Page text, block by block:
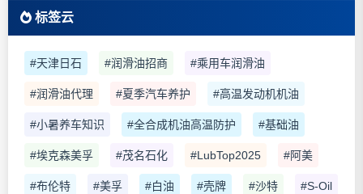
标签云
#天津日石 #润滑油招商 #乘用车润滑油
#润滑油代理 #夏季汽车养护 #高温发动机机油
#小暑养车知识 #全合成机油高温防护 #基础油
#埃克森美孚 #茂名石化 #LubTop2025 #阿美
#布伦特 #美孚 #白油 #壳牌 #沙特 #S-Oil